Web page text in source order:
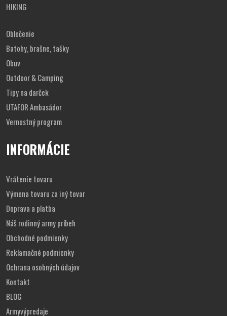
HIKING
Oblečenie
Batohy, brašne, tašky
Obuv
Outdoor & Camping
Tipy na darček
UTAFOR Ambasádor
Vernostný program
INFORMÁCIE
Vrátenie tovaru
Výmena tovaru za iný tovar
Doprava a platba
Náš rodinný army príbeh
Obchodné podmienky
Reklamačné podmienky
Ochrana osobných údajov
Kontakt
BLOG
Armyvýpredaje